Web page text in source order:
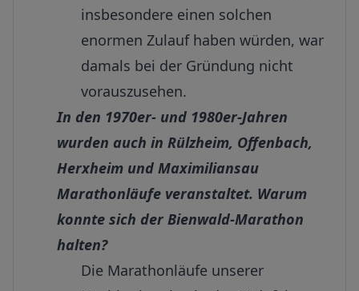
insbesondere einen solchen
enormen Zulauf haben würden, war
damals bei der Gründung nicht
vorauszusehen.
In den 1970er- und 1980er-Jahren
wurden auch in Rülzheim, Offenbach,
Herxheim und Maximiliansau
Marathonläufe veranstaltet. Warum
konnte sich der Bienwald-Marathon
halten?
Die Marathonläufe unserer